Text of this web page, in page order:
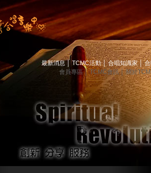
最新消息 TCMC活動│ 合唱知識家│
會員專區│ TCMC會訊│ 關於